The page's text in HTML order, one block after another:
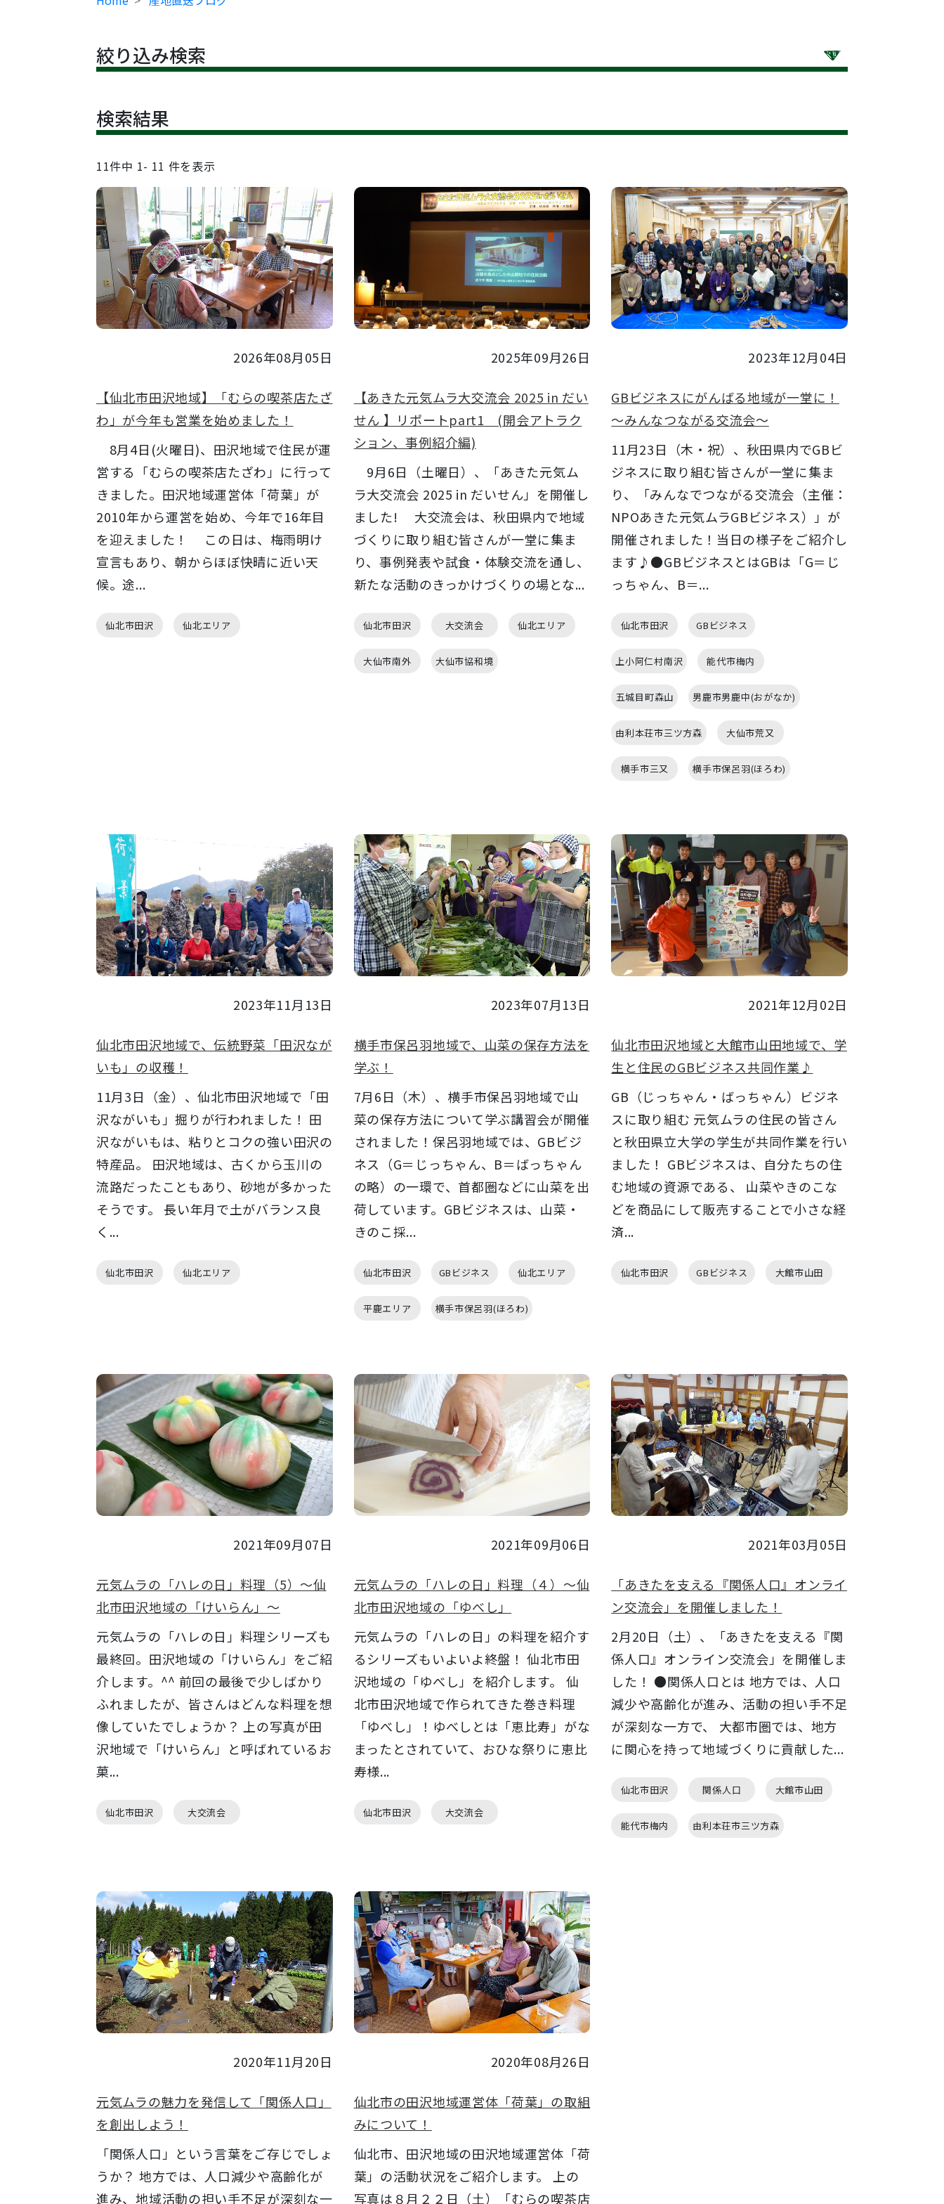
絞り込み検索
検索結果
11件中 1- 11 件を表示
2026年08月05日
【仙北市田沢地域】「むらの喫茶店たざ
わ」が今年も営業を始めました！
8月4日(火曜日)、田沢地域で住民が運
営する「むらの喫茶店たざわ」に行って
きました。田沢地域運営体「荷葉」が
2010年から運営を始め、今年で16年目
を迎えました！ この日は、梅雨明け
宣言もあり、朝からほぼ快晴に近い天
候。途...
仙北市田沢 仙北エリア
2025年09月26日
【あきた元気ムラ大交流会 2025 in だい
せん 】リポートpart1 (開会アトラク
ション、事例紹介編)
9月6日（土曜日）、「あきた元気ム
ラ大交流会 2025 in だいせん」を開催し
ました! 大交流会は、秋田県内で地域
づくりに取り組む皆さんが一堂に集ま
り、事例発表や試食・体験交流を通し、
新たな活動のきっかけづくりの場とな...
仙北市田沢 大交流会 仙北エリア
大仙市南外 大仙市協和境
2023年12月04日
GBビジネスにがんばる地域が一堂に！
～みんなつながる交流会～
11月23日（木・祝）、秋田県内でGBビ
ジネスに取り組む皆さんが一堂に集ま
り、「みんなでつながる交流会（主催：
NPOあきた元気ムラGBビジネス）」が
開催されました！当日の様子をご紹介し
ます♪●GBビジネスとはGBは「G＝じ
っちゃん、B＝...
仙北市田沢 GBビジネス
上小阿仁村南沢 能代市梅内
五城目町森山 男鹿市男鹿中(おがなか)
由利本荘市三ツ方森 大仙市荒又
横手市三又 横手市保呂羽(ほろわ)
2023年11月13日
仙北市田沢地域で、伝統野菜「田沢なが
いも」の収穫！
11月3日（金）、仙北市田沢地域で「田
沢ながいも」掘りが行われました！ 田
沢ながいもは、粘りとコクの強い田沢の
特産品。 田沢地域は、古くから玉川の
流路だったこともあり、砂地が多かった
そうです。 長い年月で土がバランス良
く...
仙北市田沢 仙北エリア
2023年07月13日
横手市保呂羽地域で、山菜の保存方法を
学ぶ！
7月6日（木）、横手市保呂羽地域で山
菜の保存方法について学ぶ講習会が開催
されました！保呂羽地域では、GBビジ
ネス（G＝じっちゃん、B＝ばっちゃん
の略）の一環で、首都圏などに山菜を出
荷しています。GBビジネスは、山菜・
きのこ採...
仙北市田沢 GBビジネス 仙北エリア
平鹿エリア 横手市保呂羽(ほろわ)
2021年12月02日
仙北市田沢地域と大館市山田地域で、学
生と住民のGBビジネス共同作業♪
GB（じっちゃん・ばっちゃん）ビジネ
スに取り組む 元気ムラの住民の皆さん
と秋田県立大学の学生が共同作業を行い
ました！ GBビジネスは、自分たちの住
む地域の資源である、 山菜やきのこな
どを商品にして販売することで小さな経
済...
仙北市田沢 GBビジネス 大館市山田
2021年09月07日
元気ムラの「ハレの日」料理（5）～仙
北市田沢地域の「けいらん」～
元気ムラの「ハレの日」料理シリーズも
最終回。田沢地域の「けいらん」をご紹
介します。^^ 前回の最後で少しばかり
ふれましたが、皆さんはどんな料理を想
像していたでしょうか？ 上の写真が田
沢地域で「けいらん」と呼ばれているお
菓...
仙北市田沢 大交流会
2021年09月06日
元気ムラの「ハレの日」料理（４）～仙
北市田沢地域の「ゆべし」
元気ムラの「ハレの日」の料理を紹介す
るシリーズもいよいよ終盤！ 仙北市田
沢地域の「ゆべし」を紹介します。 仙
北市田沢地域で作られてきた巻き料理
「ゆべし」！ゆべしとは「恵比寿」がな
まったとされていて、おひな祭りに恵比
寿様...
仙北市田沢 大交流会
2021年03月05日
「あきたを支える『関係人口』オンライ
ン交流会」を開催しました！
2月20日（土）、「あきたを支える『関
係人口』オンライン交流会」を開催しま
した！ ●関係人口とは 地方では、人口
減少や高齢化が進み、活動の担い手不足
が深刻な一方で、 大都市圏では、地方
に関心を持って地域づくりに貢献した...
仙北市田沢 関係人口 大館市山田
能代市梅内 由利本荘市三ツ方森
2020年11月20日
元気ムラの魅力を発信して「関係人口」
を創出しよう！
「関係人口」という言葉をご存じでしょ
うか？ 地方では、人口減少や高齢化が
進み、地域活動の担い手不足が深刻な一
2020年08月26日
仙北市の田沢地域運営体「荷葉」の取組
みについて！
仙北市、田沢地域の田沢地域運営体「荷
葉」の活動状況をご紹介します。 上の
写真は８月２２日（土）「むらの喫茶店